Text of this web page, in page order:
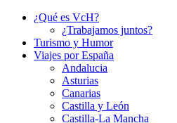
¿Qué es VcH?
¿Trabajamos juntos?
Turismo y Humor
Viajes por España
Andalucia
Asturias
Canarias
Castilla y León
Castilla-La Mancha